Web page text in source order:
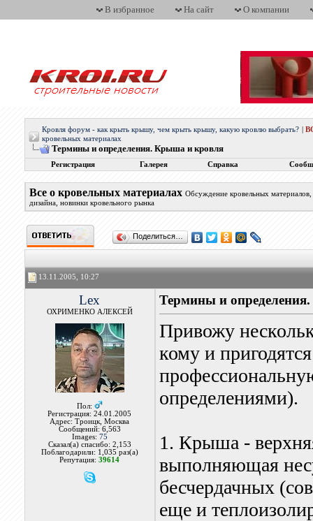
В избранное На сайт О компании
Кровля форум - как крыть крышу, чем крыть крышу, какую кровлю выбрать?
кровельных материалах
Термины и определения. Крыша и кровля
Регистрация Галерея Справка
Все о кровельных материалах Обсуждение кровельных
дизайна, новинки кровельного рынка
Поделиться…
13.11.2005, 10:27
Lex
ОХРИМЕНКО АЛЕКСЕЙ
Пол:
Регистрация: 24.01.2005
Адрес: Троицк, Москва
Сообщений: 6,563
Images: 75
Сказал(а) спасибо: 2,153
Поблагодарили: 1,035 раз(а)
Репутация:39614
Термины и
Привожу
кому и
определениями).
1. Крыша -
выполняющая
бесчердачных
еще и